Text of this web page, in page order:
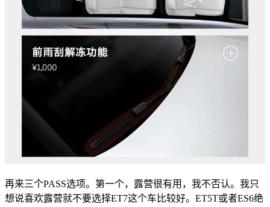
再来三个PASS选项。第一个，露营很有用，我不否认。我只
想说喜欢露营就不要选择ET7这个车比较好。ET5T或者ES6绝